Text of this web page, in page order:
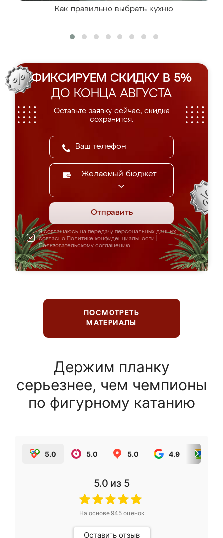
Как правильно выбрать кухню
ФИКСИРУЕМ СКИДКУ В 5%
ДО КОНЦА АВГУСТА
Оставьте заявку сейчас, скидка
сохранится.
Желаемый бюджет
Отправить
Я соглашаюсь на передачу персональных данных
согласно Политике конфиденциальности
Пользовательскому соглашению
ПОСМОТРЕТЬ
МАТЕРИАЛЫ
Держим планку
серьезнее, чем чемпионы
по фигурному катанию
5.0 5.0 5.0 4.9
5.0 из 5
На основе 945оценок
Оставить отзыв